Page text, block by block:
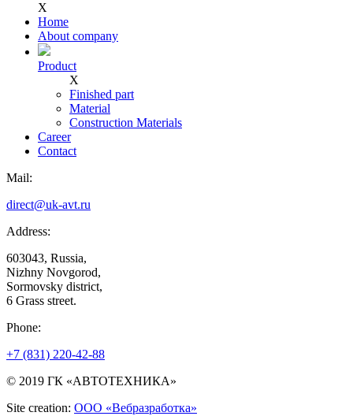
Х
Home
Аbout company
Product
Х
Finished part
Material
Construction Materials
Career
Contact
Mail:
direct@uk-avt.ru
Address:
603043, Russia,
Nizhny Novgorod,
Sormovsky district,
6 Grass street.
Phone:
+7 (831) 220-42-88
© 2019 ГК «АВТОТЕХНИКА»
Site creation: ООО «Вебразработка»